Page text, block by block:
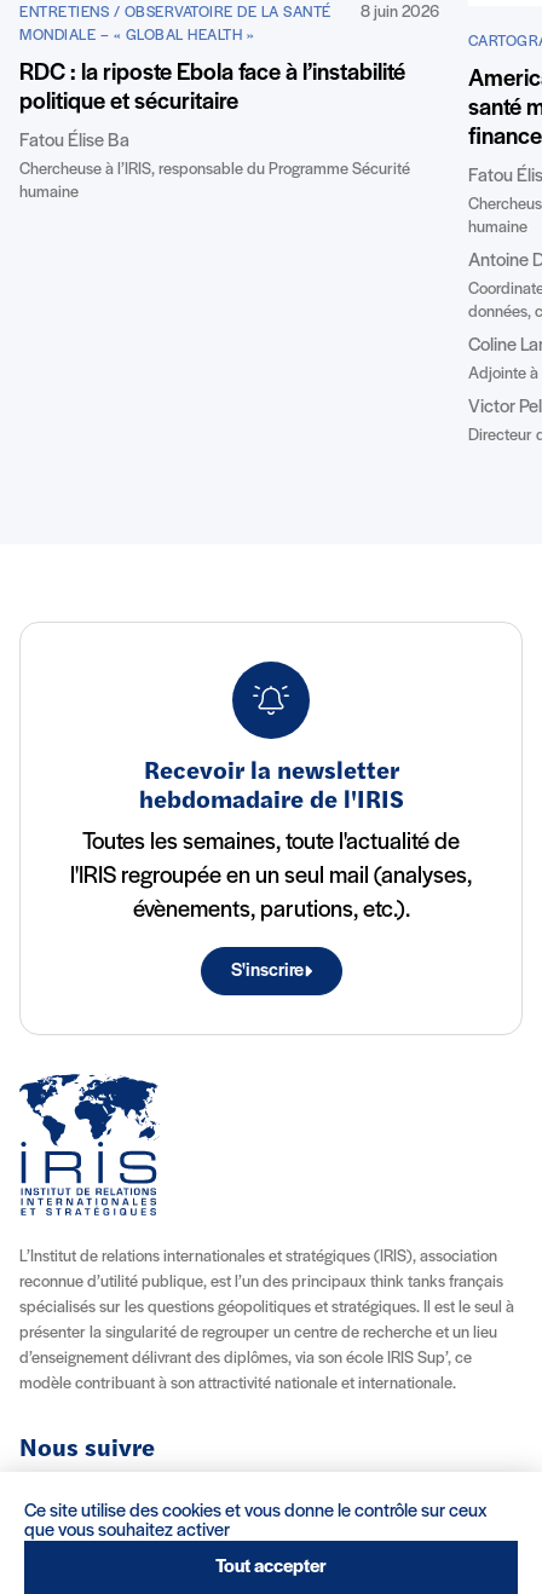
ENTRETIENS / OBSERVATOIRE DE LA SANTÉ
MONDIALE – « GLOBAL HEALTH »
8 juin 2026
RDC : la riposte Ebola face à l’instabilité
politique et sécuritaire
Fatou Élise Ba
Chercheuse à l’IRIS, responsable du Programme Sécurité
humaine
santé
Fatou
humaine
Antoine
données,
Coline
Adjointe à
Victor
Directeur
Recevoir la newsletter
hebdomadaire de l'IRIS
Toutes les semaines, toute l'actualité de
l'IRIS regroupée en un seul mail (analyses,
évènements, parutions, etc.).
S'inscrire
L’Institut de relations internationales et stratégiques (IRIS), association
reconnue d’utilité publique, est l’un des principaux think tanks français
spécialisés sur les questions géopolitiques et stratégiques. Il est le seul à
présenter la singularité de regrouper un centre de recherche et un lieu
d’enseignement délivrant des diplômes, via son école IRIS Sup’, ce
modèle contribuant à son attractivité nationale et internationale.
Nous suivre
YoutubeInstagramFacebookX (Twitter)
LinkedinFlux RSS
À propos
Recrutement Locations Contact
Ce site utilise des cookies et vous donne le contrôle sur ceux
que vous souhaitez activer
Tout accepter